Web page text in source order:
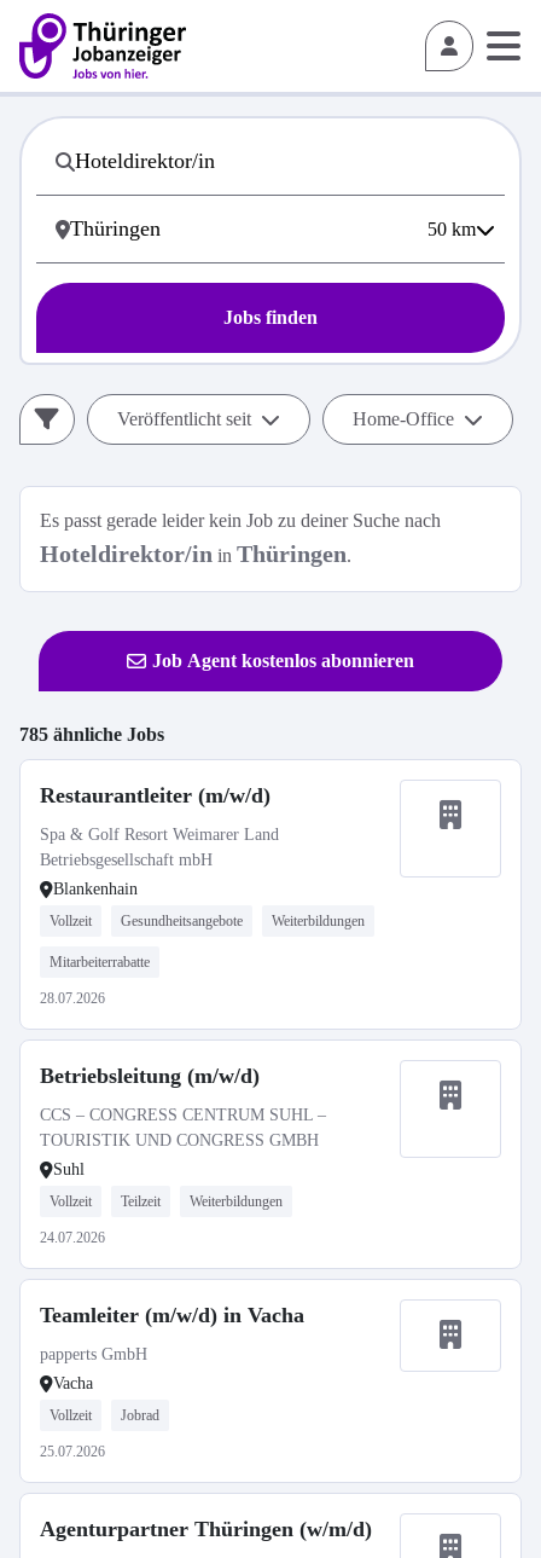
50 km
Jobs finden
Veröffentlicht seit Home-Office
Es passt gerade leider kein Job zu deiner Suche nach
Hoteldirektor/in in Thüringen.
Job Agent kostenlos abonnieren
785 ähnliche Jobs
Restaurantleiter (m/w/d)
Spa & Golf Resort Weimarer Land
Betriebsgesellschaft mbH
Blankenhain
Vollzeit Gesundheitsangebote Weiterbildungen
Mitarbeiterrabatte
28.07.2026
Betriebsleitung (m/w/d)
CCS – CONGRESS CENTRUM SUHL –
TOURISTIK UND CONGRESS GMBH
Suhl
Vollzeit Teilzeit Weiterbildungen
24.07.2026
Teamleiter (m/w/d) in Vacha
papperts GmbH
Vacha
Vollzeit Jobrad
25.07.2026
Agenturpartner Thüringen (w/m/d)